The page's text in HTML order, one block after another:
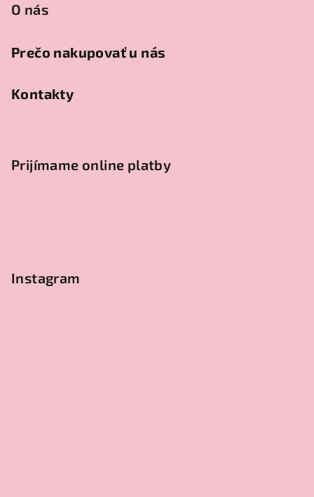
O nás
Prečo nakupovať u nás
Kontakty
Prijímame online platby
Instagram